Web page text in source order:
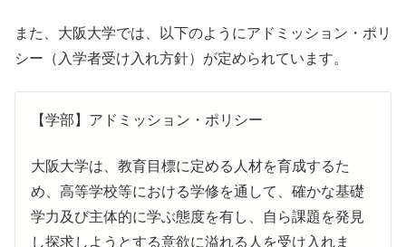
また、大阪大学では、以下のようにアドミッション・ポリ
シー（入学者受け入れ方針）が定められています。
【学部】アドミッション・ポリシー
大阪大学は、教育目標に定める人材を育成するた
め、高等学校等における学修を通して、確かな基礎
学力及び主体的に学ぶ態度を有し、自ら課題を発見
し探求しようとする意欲に溢れる人を受け入れま